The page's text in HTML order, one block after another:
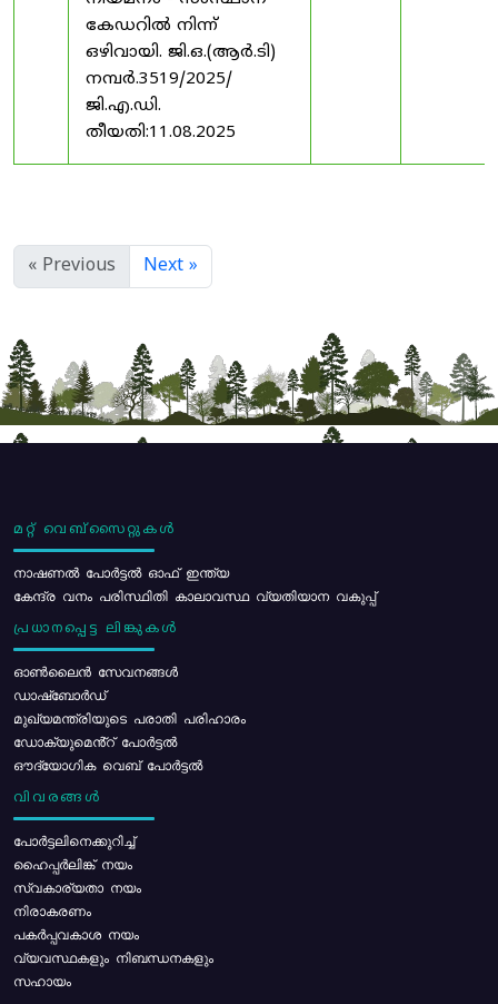
കേഡറിൽ നിന്ന്
ഒഴിവായി. ജി.ഒ.(ആർ.ടി)
നമ്പർ.3519/2025/
ജി.എ.ഡി.
തീയതി:11.08.2025
« Previous Next »
മറ്റ് വെബ്സൈറ്റുകൾ
നാഷണൽ പോർട്ടൽ ഓഫ് ഇന്ത്യ
കേന്ദ്ര വനം പരിസ്ഥിതി കാലാവസ്ഥ വ്യതിയാന വകുപ്പ്
പ്രധാനപ്പെട്ട ലിങ്കുകൾ
ഓൺലൈൻ സേവനങ്ങൾ
ഡാഷ്ബോർഡ്
മുഖ്യമന്ത്രിയുടെ പരാതി പരിഹാരം
ഡോക്യുമെൻ്റ് പോർട്ടൽ
ഔദ്യോഗിക വെബ് പോർട്ടൽ
വിവരങ്ങൾ
പോര്‍ട്ടലിനെക്കുറിച്ച്
ഹൈപ്പർലിങ്ക് നയം
സ്വകാര്യതാ നയം
നിരാകരണം
പകർപ്പവകാശ നയം
വ്യവസ്ഥകളും നിബന്ധനകളും
സഹായം